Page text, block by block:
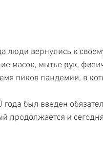
люди вернулись к
масок, мытье рук,
пиков пандемии, в
года был введен
продолжается и